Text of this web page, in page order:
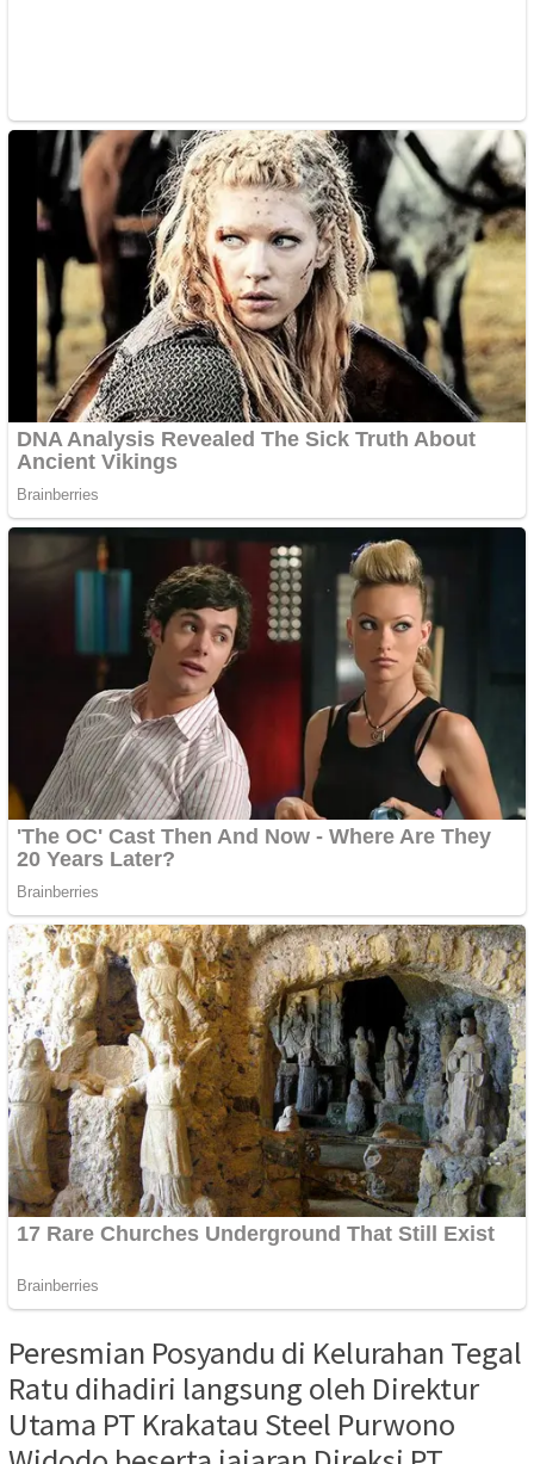
Peresmian Posyandu di Kelurahan Tegal
Ratu dihadiri langsung oleh Direktur
Utama PT Krakatau Steel Purwono